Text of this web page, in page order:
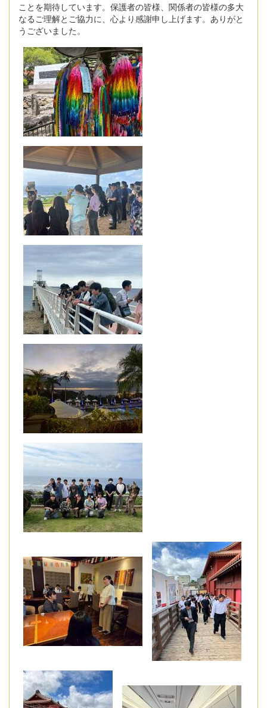
ことを期待しています。保護者の皆様、関係者の皆様の多大
なるご理解とご協力に、心より感謝申し上げます。ありがと
うございました。